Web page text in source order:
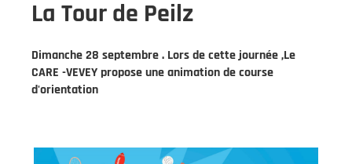
La Tour de Peilz
Dimanche 28 septembre . Lors de cette journée ,Le
CARE -VEVEY propose une animation de course
d'orientation